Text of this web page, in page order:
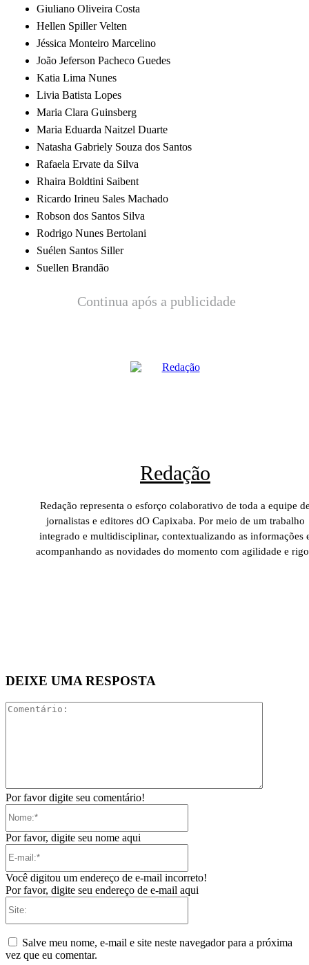
Giuliano Oliveira Costa
Hellen Spiller Velten
Jéssica Monteiro Marcelino
João Jeferson Pacheco Guedes
Katia Lima Nunes
Livia Batista Lopes
Maria Clara Guinsberg
Maria Eduarda Naitzel Duarte
Natasha Gabriely Souza dos Santos
Rafaela Ervate da Silva
Rhaira Boldtini Saibent
Ricardo Irineu Sales Machado
Robson dos Santos Silva
Rodrigo Nunes Bertolani
Suélen Santos Siller
Suellen Brandão
Continua após a publicidade
Redação
Redação representa o esforço colaborativo de toda a equipe
jornalistas e editores dO Capixaba. Por meio de um trabalho
integrado e multidisciplinar, contextualizando as informações
acompanhando as novidades do momento com agilidade e
DEIXE UMA RESPOSTA
Por favor digite seu comentário!
Por favor, digite seu nome aqui
Você digitou um endereço de e-mail incorreto!
Por favor, digite seu endereço de e-mail aqui
Salve meu nome, e-mail e site neste navegador para a próxima
vez que eu comentar.